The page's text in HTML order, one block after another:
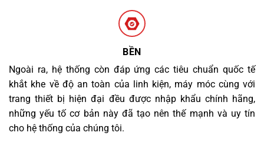
BỀN
Ngoài ra, hệ thống còn đáp ứng các tiêu chuẩn quốc tế
khắt khe về độ an toàn của linh kiện, máy móc cùng với
trang thiết bị hiện đại đều được nhập khẩu chính hãng,
những yếu tố cơ bản này đã tạo nên thế mạnh và uy tín
cho hệ thống của chúng tôi.